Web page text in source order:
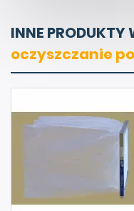
INNE PRODUKTY
oczyszczanie